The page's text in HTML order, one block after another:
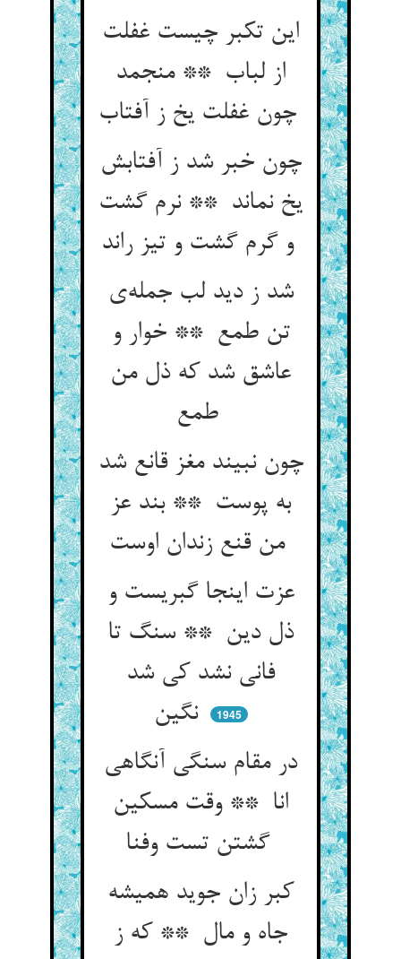
این تکبر چیست غفلت
از لباب ** منجمد
چون غفلت یخ ز آفتاب
چون خبر شد ز آفتابش
یخ نماند ** نرم گشت
و گرم گشت و تیز راند
شد ز دید لب جمله‌ی
تن طمع ** خوار و
عاشق شد که ذل من
طمع
چون نبیند مغز قانع شد
به پوست ** بند عز
من قنع زندان اوست
عزت اینجا گبریست و
ذل دین ** سنگ تا
فانی نشد کی شد
نگین
1945
در مقام سنگی آنگاهی
انا ** وقت مسکین
گشتن تست وفنا
کبر زان جوید همیشه
جاه و مال ** که ز